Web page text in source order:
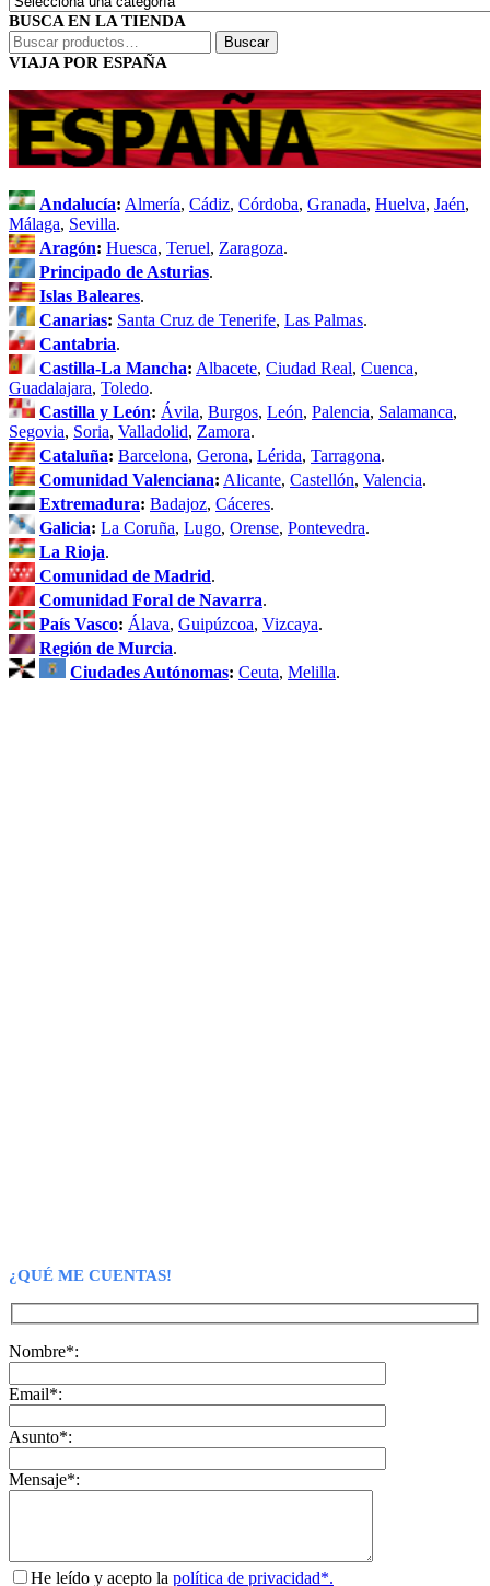
BUSCA EN LA TIENDA
Buscar
por:
Buscar
VIAJA POR ESPAÑA
Andalucía: Almería, Cádiz, Córdoba, Granada, Huelva, Jaén,
Málaga, Sevilla.
Aragón: Huesca, Teruel, Zaragoza.
Principado de Asturias.
Islas Baleares.
Canarias: Santa Cruz de Tenerife, Las Palmas.
Cantabria.
Castilla-La Mancha: Albacete, Ciudad Real, Cuenca,
Guadalajara, Toledo.
Castilla y León: Ávila, Burgos, León, Palencia, Salamanca,
Segovia, Soria, Valladolid, Zamora.
Cataluña: Barcelona, Gerona, Lérida, Tarragona.
Comunidad Valenciana: Alicante, Castellón, Valencia.
Extremadura: Badajoz, Cáceres.
Galicia: La Coruña, Lugo, Orense, Pontevedra.
La Rioja.
Comunidad de Madrid.
Comunidad Foral de Navarra.
País Vasco: Álava, Guipúzcoa, Vizcaya.
Región de Murcia.
Ciudades Autónomas: Ceuta, Melilla.
¿QUÉ ME CUENTAS!
Nombre*:
Email*:
Asunto*:
Mensaje*:
He leído y acepto la política de privacidad*.